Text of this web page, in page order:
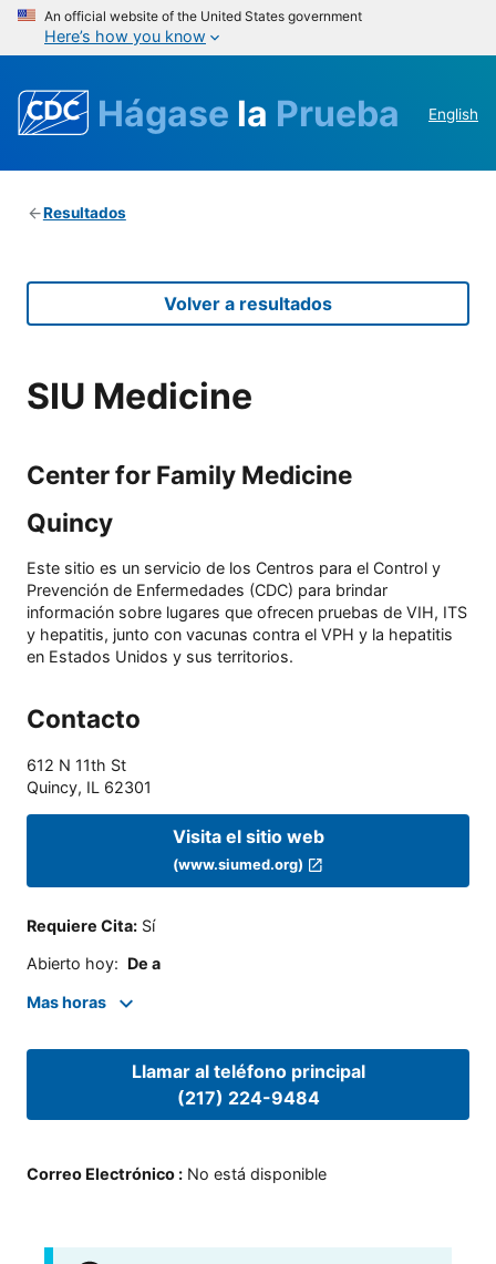
An official website of the United States government
Here’s how you know
Hágase la Prueba English
Resultados
Volver a resultados
SIU Medicine
Center for Family Medicine
Quincy
Este sitio es un servicio de los Centros para el Control y
Prevención de Enfermedades (CDC) para brindar
información sobre lugares que ofrecen pruebas de VIH, ITS
y hepatitis, junto con vacunas contra el VPH y la hepatitis
en Estados Unidos y sus territorios.
Contacto
612 N 11th St
Quincy, IL 62301
Visita el sitio web
(www.siumed.org)
Requiere Cita: Sí
Abierto hoy: De a
Mas horas
Llamar al teléfono principal
(217) 224-9484
Correo Electrónico : No está disponible